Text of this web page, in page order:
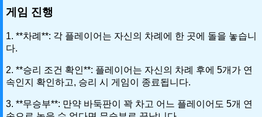
게임 진행
1. **차례**: 각 플레이어는 자신의 차례에 한 곳에 돌을 놓습니
다.
2. **승리 조건 확인**: 플레이어는 자신의 차례 후에 5개가 연
속인지 확인하고, 승리 시 게임이 종료됩니다.
3. **무승부**: 만약 바둑판이 꽉 차고 어느 플레이어도 5개 연